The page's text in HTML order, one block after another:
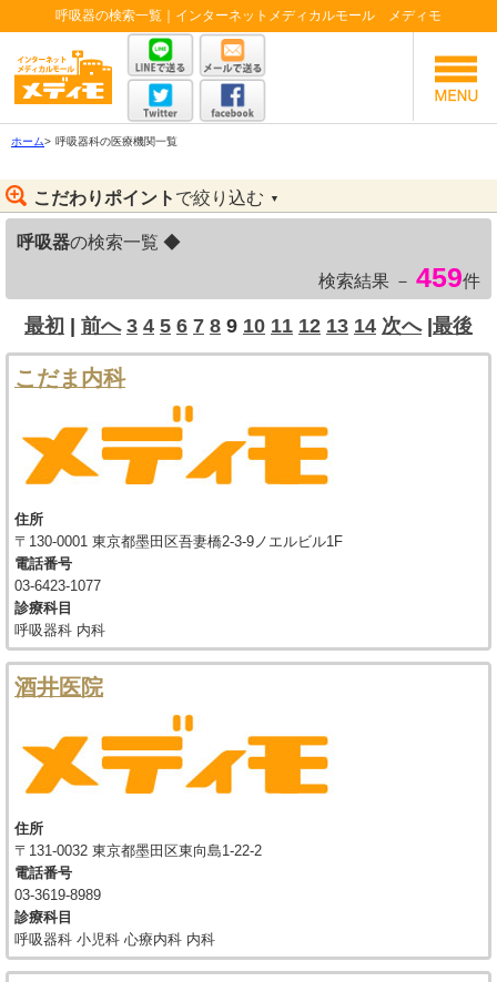
呼吸器の検索一覧｜インターネットメディカルモール メディモ
ホーム> 呼吸器科の医療機関一覧
こだわりポイント で絞り込む ▼
呼吸器の検索一覧 ◆
検索結果 － 459件
最初 | 前へ 3 4 5 6 7 8 9 10 11 12 13 14 次へ|最後
こだま内科
住所
〒130-0001 東京都墨田区吾妻橋2-3-9ノエルビル1F
電話番号
03-6423-1077
診療科目
呼吸器科 内科
酒井医院
住所
〒131-0032 東京都墨田区東向島1-22-2
電話番号
03-3619-8989
診療科目
呼吸器科 小児科 心療内科 内科